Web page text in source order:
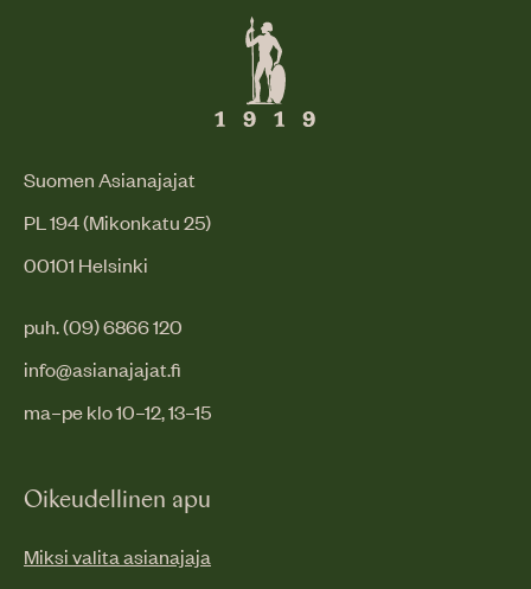
Suomen Asianajajat
PL 194 (Mikonkatu 25)
00101 Helsinki
puh. (09) 6866 120
info@asianajajat.fi
ma–pe klo 10–12, 13–15
Oikeudellinen apu
Miksi valita asianajaja